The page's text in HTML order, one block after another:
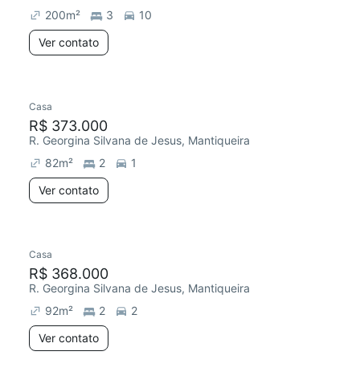
200m² 3
10
Ver contato
Casa
R$ 373.000
R. Georgina Silvana de Jesus, Mantiqueira
82m² 2
1
Ver contato
Casa
R$ 368.000
R. Georgina Silvana de Jesus, Mantiqueira
92m² 2
2
Ver contato